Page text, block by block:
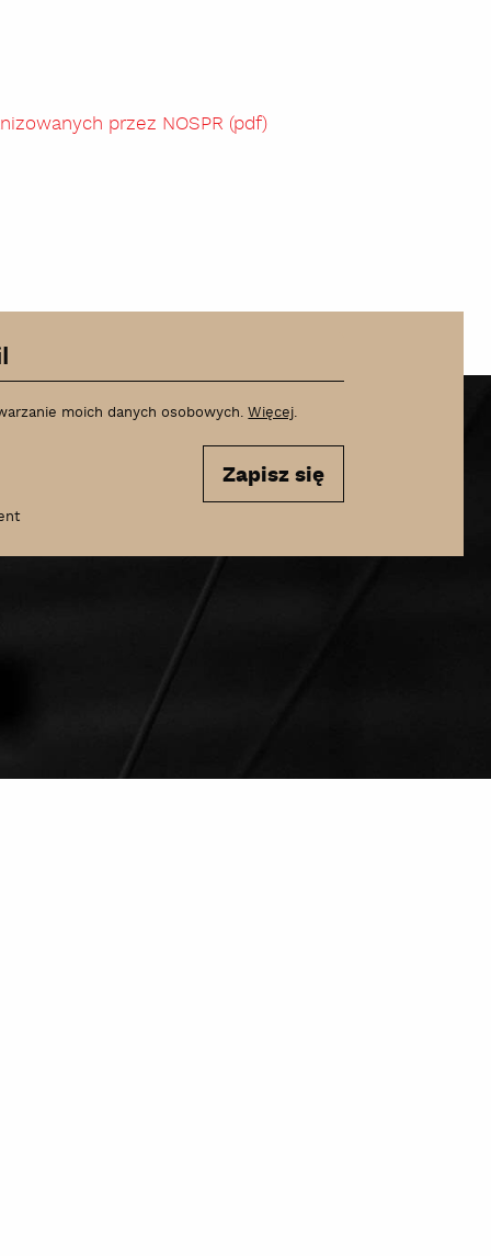
przez NOSPR (pdf)
moich danych osobowych.Więcej.
Zapisz się